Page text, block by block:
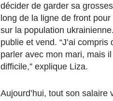
décider de garder sa
long de la ligne de front
sur la population
publie et vend. “J’ai
parler avec mon mari, mais
difficile,” explique Liza.
Aujourd’hui, tout son salaire